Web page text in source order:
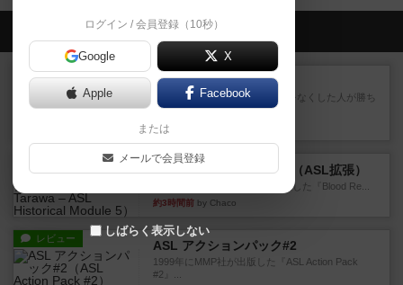
会員の新しい投稿
レビュー ラミィキューブ
数字の牌を出して1番早く手札をなくした人が勝ち
というシンプルだけど非常...
約2時間前
ブラッドリーフ：タラワ（ASL拡張）
1996年にHeat of Battle社が出版した『Blood Re...
約3時間前 by Chaco
レビュー ASL アクションパック#2
1999年にMMP社が出版した『ASL Action Pack
#2』...
ログイン / 会員登録（10秒）
Google X
Apple Facebook
または
メールで会員登録
しばらく表示しない